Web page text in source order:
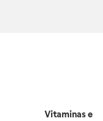
Vitaminas e